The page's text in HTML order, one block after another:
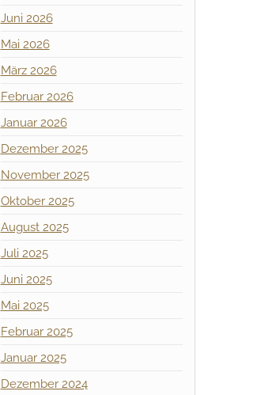
Juni 2026
Mai 2026
März 2026
Februar 2026
Januar 2026
Dezember 2025
November 2025
Oktober 2025
August 2025
Juli 2025
Juni 2025
Mai 2025
Februar 2025
Januar 2025
Dezember 2024